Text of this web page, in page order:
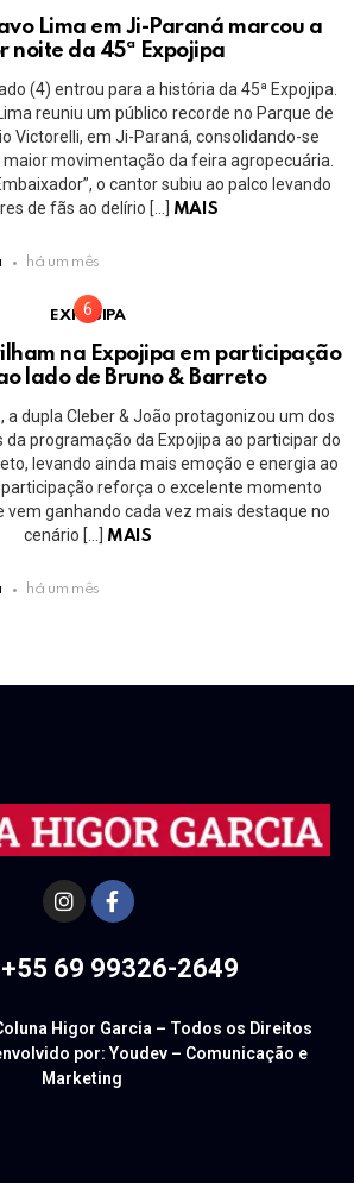
Lima em Ji-Paraná marcou a
noite da 45ª Expojipa
(4) entrou para a história da 45ª Expojipa.
reuniu um público recorde no Parque de
Victorelli, em Ji-Paraná, consolidando-se
movimentação da feira agropecuária.
o cantor subiu ao palco levando
de fãs ao delírio […]
MAIS
há um mês
EXPOJIPA
na Expojipa em participação
lado de Bruno & Barreto
a dupla Cleber & João protagonizou um dos
programação da Expojipa ao participar do
levando ainda mais emoção e energia ao
reforça o excelente momento
vem ganhando cada vez mais destaque no
cenário […]
MAIS
há um mês
+55 69 99326-2649
Higor Garcia – Todos os Direitos
por: Youdev – Comunicação e
Marketing